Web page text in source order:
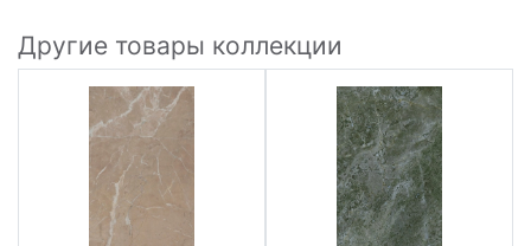
Другие товары коллекции